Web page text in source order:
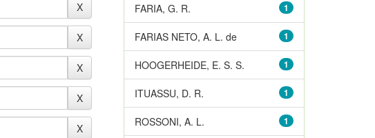
1
FARIA, G. R.
1
FARIAS NETO, A. L. de
1
HOOGERHEIDE, E. S. S.
1
ITUASSU, D. R.
1
ROSSONI, A. L.